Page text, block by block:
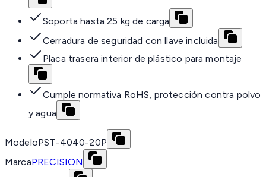
Soporta hasta 25 kg de carga
Cerradura de seguridad con llave incluida
Placa trasera interior de plástico para montaje
Cumple normativa RoHS, protección contra polvo
y agua
ModeloPST-4040-20P
MarcaPRECISION